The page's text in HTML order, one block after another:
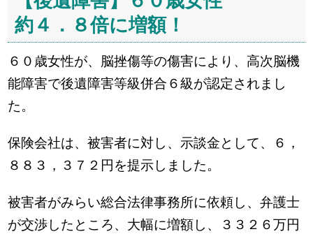
約４．８倍に増額！
６０歳女性が、脳挫傷等の傷害により、高次脳機
能障害で後遺障害等級併合６級が認定されまし
た。
保険会社は、被害者に対し、示談金として、６，
８８３，３７２円を提示しました。
被害者がみらい総合法律事務所に依頼し、弁護士
が交渉したところ、大幅に増額し、３３２６万円